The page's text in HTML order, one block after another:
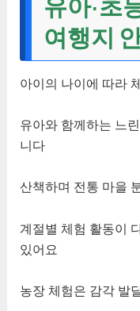
여행지
아이의 나이에 따라
유아와 함께하는 느
니다
산책하며 전통 마을
계절별 체험 활동이
있어요
농장 체험은 감각 발